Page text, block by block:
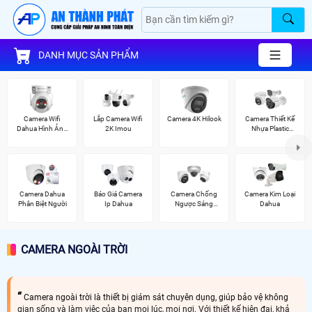
DANH MỤC SẢN PHẨM
Camera Wifi
Dahua Hình Ảnh
Lắp Camera Wifi
2K Imou
Camera 4K Hilook
Camera Thiết Kế
Nhựa Plastic
Camera Dahua
Phân Biệt Người
Báo Giá Camera
Ip Dahua
Camera Chống
Ngược Sáng
Camera Kim Loại
Dahua
CAMERA NGOÀI TRỜI
Camera ngoài trời là thiết bị giám sát chuyên dụng, giúp bảo vệ không
gian sống và làm việc của bạn mọi lúc, mọi nơi. Với thiết kế hiện đại, khả